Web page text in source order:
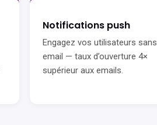
Notifications push
Engagez vos utilisateurs sans
email — taux d’ouverture 4×
supérieur aux emails.